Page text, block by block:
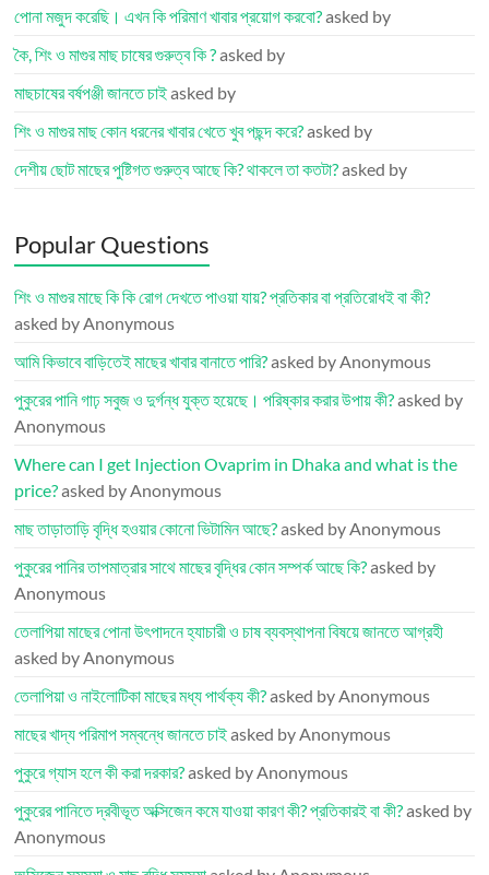
পোনা মজুদ করেছি। এখন কি পরিমাণ খাবার প্রয়োগ করবো?asked by
কৈ, শিং ও মাগুর মাছ চাষের গুরুত্ব কি ?asked by
মাছচাষের বর্ষপঞ্জী জানতে চাইasked by
শিং ও মাগুর মাছ কোন ধরনের খাবার খেতে খুব পছন্দ করে?asked by
দেশীয় ছোট মাছের পুষ্টিগত গুরুত্ব আছে কি? থাকলে তা কতটা?asked by
Popular Questions
শিং ও মাগুর মাছে কি কি রোগ দেখতে পাওয়া যায়? প্রতিকার বা প্রতিরোধই বা কী?
asked by Anonymous
আমি কিভাবে বাড়িতেই মাছের খাবার বানাতে পারি?asked by Anonymous
পুকুরের পানি গাঢ় সবুজ ও দুর্গন্ধ যুক্ত হয়েছে। পরিষ্কার করার উপায় কী?asked by
Anonymous
Where can I get Injection Ovaprim in Dhaka and what is the
price?asked by Anonymous
মাছ তাড়াতাড়ি বৃদ্ধি হওয়ার কোনো ভিটামিন আছে?asked by Anonymous
পুকুরের পানির তাপমাত্রার সাথে মাছের বৃদ্ধির কোন সম্পর্ক আছে কি?asked by
Anonymous
তেলাপিয়া মাছের পোনা উৎপাদনে হ্যাচারী ও চাষ ব্যবস্থাপনা বিষয়ে জানতে আগ্রহী
asked by Anonymous
তেলাপিয়া ও নাইলোটিকা মাছের মধ্য পার্থক্য কী?asked by Anonymous
মাছের খাদ্য পরিমাপ সম্বন্ধে জানতে চাইasked by Anonymous
পুকুরে গ্যাস হলে কী করা দরকার?asked by Anonymous
পুকুরের পানিতে দ্রবীভূত অক্সিজেন কমে যাওয়া কারণ কী? প্রতিকারই বা কী?asked by
Anonymous